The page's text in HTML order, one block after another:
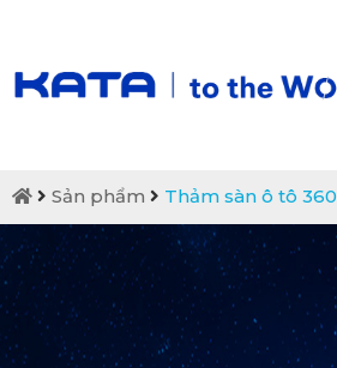
Sản phẩm Thảm sàn ô tô 360